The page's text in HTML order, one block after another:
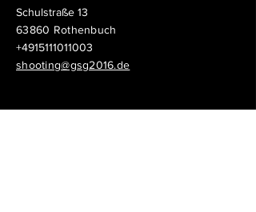
Schulstraße 13
63860 Rothenbuch
+4915111011003
shooting@gsg2016.de